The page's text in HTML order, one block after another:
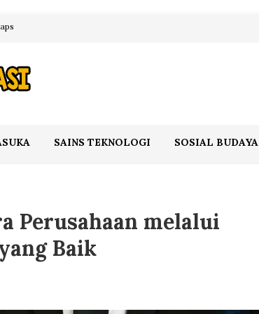
SAINS TEKNOLOGI SOSIAL BUDAYA
Perusahaan melalui
Baik